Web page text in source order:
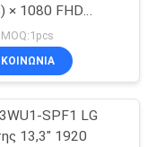
× 1080 FHD
300 cd/m2
οθόνη LCD
SPF1 LG
13,3" 1920